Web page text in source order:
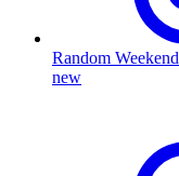
Random Weekend
new